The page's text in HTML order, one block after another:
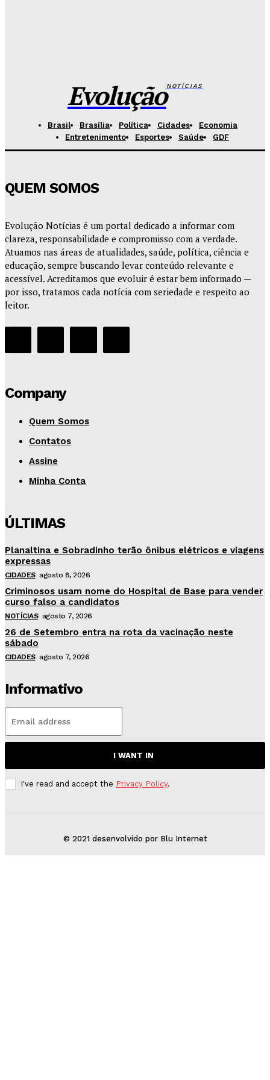
EvoluçãoNOTÍCIAS
Brasil Brasília Política Cidades
Economia
Entretenimento
Esportes Saúde GDF
QUEM SOMOS
Evolução Notícias é um portal dedicado a informar com
clareza, responsabilidade e compromisso com a verdade.
Atuamos nas áreas de atualidades, saúde, política, ciência e
educação, sempre buscando levar conteúdo relevante e
acessível. Acreditamos que evoluir é estar bem informado —
por isso, tratamos cada notícia com seriedade e respeito ao
leitor.
Company
Quem Somos
Contatos
Assine
Minha Conta
ÚLTIMAS
Planaltina e Sobradinho terão ônibus elétricos e viagens
expressas
CIDADES agosto 8, 2026
Criminosos usam nome do Hospital de Base para vender
curso falso a candidatos
NOTÍCIAS agosto 7, 2026
26 de Setembro entra na rota da vacinação neste
sábado
CIDADES agosto 7, 2026
Informativo
I WANT IN
I've read and accept the Privacy Policy.
© 2021 desenvolvido por Blu Internet